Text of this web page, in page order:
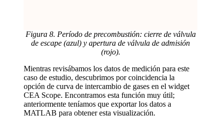
Figura 8. Período de precombustión: cierre de válvula
de escape (azul) y apertura de válvula de admisión
(rojo).
Mientras revisábamos los datos de medición para este
caso de estudio, descubrimos por coincidencia la
opción de curva de intercambio de gases en el widget
CEA Scope. Encontramos esta función muy útil;
anteriormente teníamos que exportar los datos a
MATLAB para obtener esta visualización.